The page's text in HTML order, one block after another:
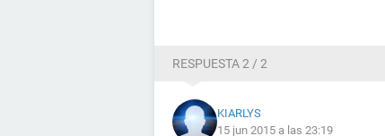
RESPUESTA 2 / 2
KIARLYS
15 jun 2015 a las 23:19